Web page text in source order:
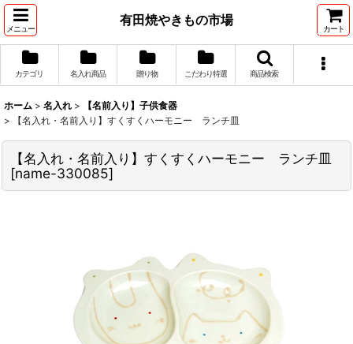
メニュー
有田焼やきもの市場
カート
カテゴリ 名入れ商品 贈り物 こだわり特選 商品検索
ホーム > 名入れ >
【名前入り】子供食器
>
【名入れ・名前入り】すくすくハーモニー ランチ皿
【名入れ・名前入り】すくすくハーモニー ランチ皿
[name-330085]